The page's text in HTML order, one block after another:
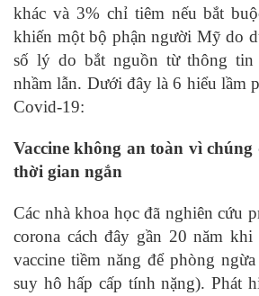
khác và 3% chỉ tiêm nếu bắt
khiến một bộ phận người Mỹ do
số lý do bắt nguồn từ thông tin
nhầm lẫn. Dưới đây là 6 hiểu lầm
Covid-19:
Vaccine không an toàn vì
thời gian ngắn
Các nhà khoa học đã nghiên cứu
corona cách đây gần 20 năm
vaccine tiềm năng để phòng
suy hô hấp cấp tính nặng). Phát